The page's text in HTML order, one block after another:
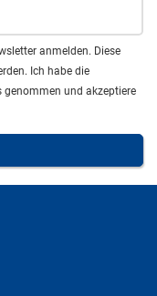
anmelden. Diese
Ich habe die
genommen und akzeptiere